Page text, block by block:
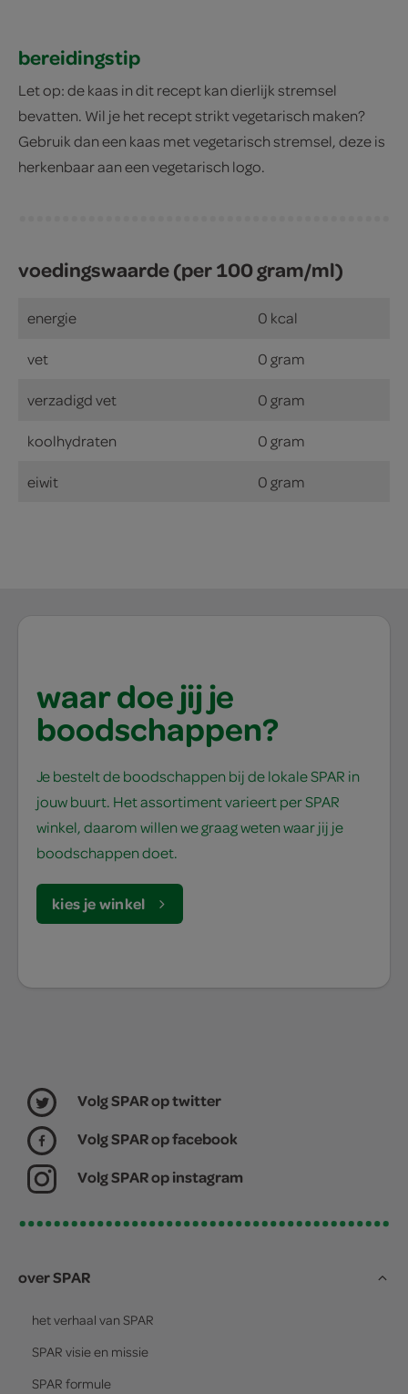
bereidingstip
Let op: de kaas in dit recept kan dierlijk stremsel
bevatten. Wil je het recept strikt vegetarisch maken?
Gebruik dan een kaas met vegetarisch stremsel, deze is
herkenbaar aan een vegetarisch logo.
voedingswaarde (per 100 gram/ml)
energie 0 kcal
vet 0 gram
verzadigd vet 0 gram
koolhydraten 0 gram
eiwit 0 gram
waar doe jij je
boodschappen?
Je bestelt de boodschappen bij de lokale SPAR in
jouw buurt. Het assortiment varieert per SPAR
winkel, daarom willen we graag weten waar jij je
boodschappen doet.
kies je winkel
Volg SPAR op twitter
Volg SPAR op facebook
Volg SPAR op instagram
over SPAR
het verhaal van SPAR
SPAR visie en missie
SPAR formule